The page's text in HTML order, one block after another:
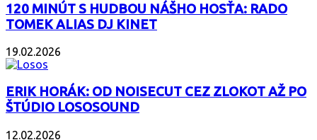
120 MINÚT S HUDBOU NÁŠHO HOSŤA: RADO
TOMEK ALIAS DJ KINET
19.02.2026
ERIK HORÁK: OD NOISECUT CEZ ZLOKOT AŽ PO
ŠTÚDIO LOSOSOUND
12.02.2026